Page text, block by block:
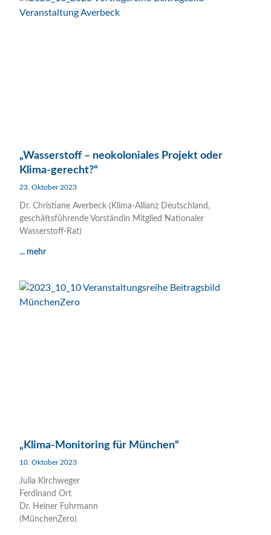
„Wasserstoff – neokoloniales Projekt oder
Klima-gerecht?“
23. Oktober 2023
Dr. Christiane Averbeck (Klima-Allianz Deutschland,
geschäftsführende Vorständin Mitglied Nationaler
Wasserstoff-Rat)
... mehr
„Klima-Monitoring für München“
10. Oktober 2023
Julia Kirchweger
Ferdinand Ort
Dr. Heiner Fuhrmann
(MünchenZero)